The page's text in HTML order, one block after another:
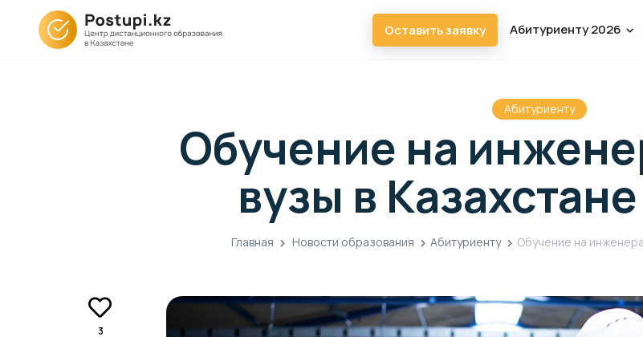
Оставить заявку Абитуриенту 2026
Абитуриенту
Обучение на
вузы в
Главная Новости образования Абитуриенту Обучение на
3